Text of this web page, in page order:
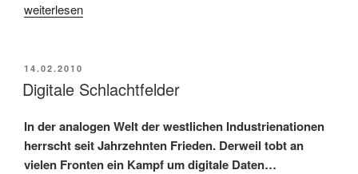
„Kampf
digitale
Weltherrschaft“
weiterlesen
VERÖFFENTLICHT
AM
14.02.2010
Digitale Schlachtfelder
In der analogen Welt der westlichen Industrienationen
herrscht seit Jahrzehnten Frieden. Derweil tobt an
vielen Fronten ein Kampf um digitale Daten…